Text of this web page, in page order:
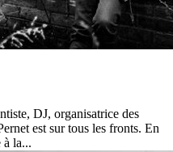
DJ, organisatrice des
est sur tous les fronts. En
à la...